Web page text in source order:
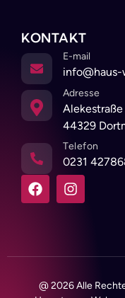
KONTAKT
E-mail
Adresse
44329
Telefon
0231
@ 2026 Alle